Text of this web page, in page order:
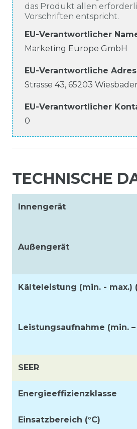
das Produkt allen
Vorschriften entspricht.
EU-Verantwortlicher
Marketing Europe GmbH
EU-Verantwortliche
Strasse 43, 65203
EU-Verantwortlicher
0
TECHNISCHE
Innengerät
Außengerät
Kälteleistung (min. - max.)
Leistungsaufnahme (min.
SEER
Energieeffizienzklasse
Einsatzbereich (°C)